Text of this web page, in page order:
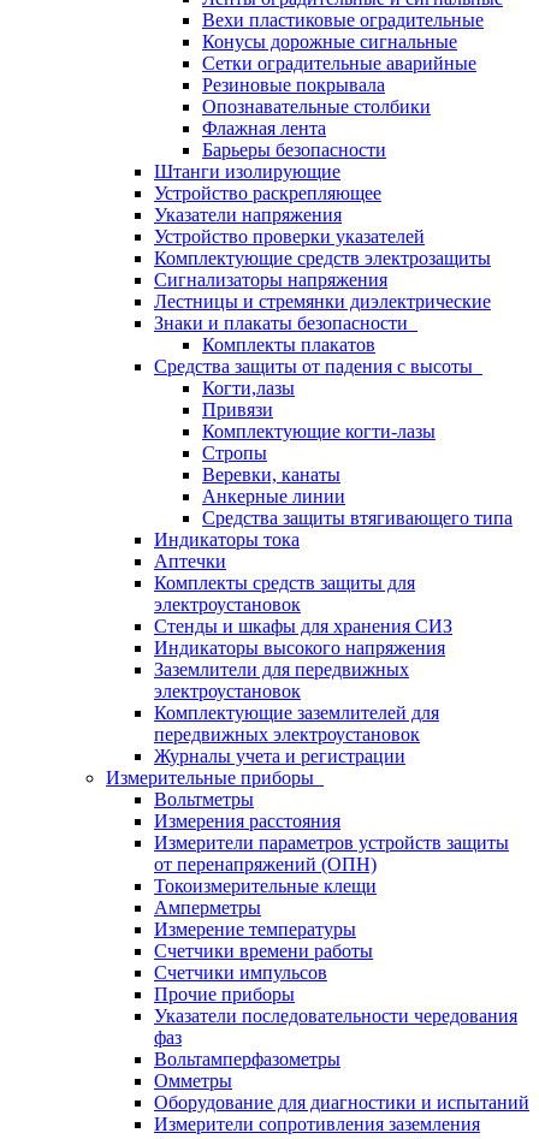
Вехи пластиковые оградительные
Конусы дорожные сигнальные
Сетки оградительные аварийные
Резиновые покрывала
Опознавательные столбики
Флажная лента
Барьеры безопасности
Штанги изолирующие
Устройство раскрепляющее
Указатели напряжения
Устройство проверки указателей
Комплектующие средств электрозащиты
Сигнализаторы напряжения
Лестницы и стремянки диэлектрические
Знаки и плакаты безопасности
Комплекты плакатов
Средства защиты от падения с высоты
Когти,лазы
Привязи
Комплектующие когти-лазы
Стропы
Веревки, канаты
Анкерные линии
Средства защиты втягивающего типа
Индикаторы тока
Аптечки
Комплекты средств защиты для
электроустановок
Стенды и шкафы для хранения СИЗ
Индикаторы высокого напряжения
Заземлители для передвижных
электроустановок
Комплектующие заземлителей для
передвижных электроустановок
Журналы учета и регистрации
Измерительные приборы
Вольтметры
Измерения расстояния
Измерители параметров устройств защиты
от перенапряжений (ОПН)
Токоизмерительные клещи
Амперметры
Измерение температуры
Счетчики времени работы
Счетчики импульсов
Прочие приборы
Указатели последовательности чередования
фаз
Вольтамперфазометры
Омметры
Оборудование для диагностики и испытаний
Измерители сопротивления заземления